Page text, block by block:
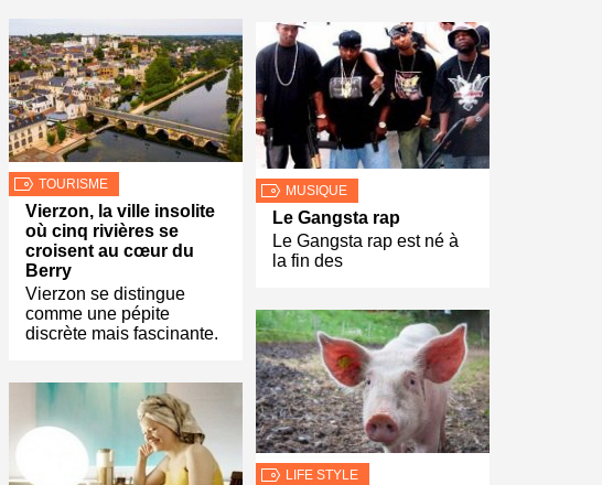
TOURISME
Vierzon, la ville insolite
où cinq rivières se
croisent au cœur du
Berry
Vierzon se distingue
comme une pépite
discrète mais fascinante.
MUSIQUE
Le Gangsta rap
Le Gangsta rap est né à
la fin des
LIFE STYLE